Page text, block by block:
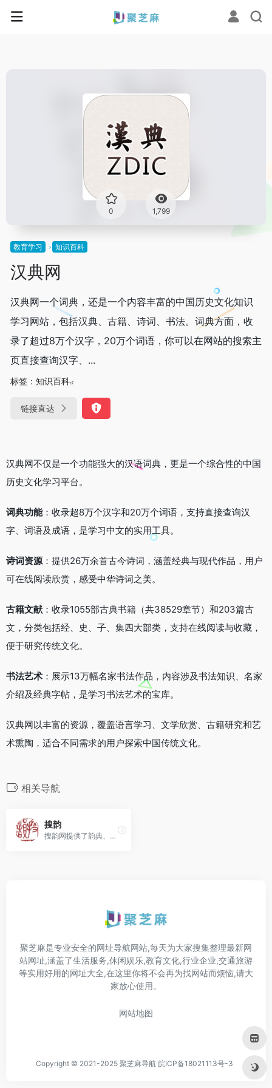
0 1,799
教育学习 知识百科
汉典网
汉典网一个词典，还是一个内容丰富的中国历史文化知识
学习网站，包括汉典、古籍、诗词、书法。词典方面，收
录了超过8万个汉字，20万个词语，你可以在网站的搜索主
页直接查询汉字、...
标签： 知识百科
链接直达
汉典网不仅是一个功能强大的汉语词典，更是一个综合性的中国
历史文化学习平台。
词典功能：收录超8万个汉字和20万个词语，支持直接查询汉
字、词语及成语，是学习中文的实用工具。
诗词资源 ：提供26万余首古今诗词，涵盖经典与现代作品，用户
可在线阅读欣赏，感受中华诗词之美。
古籍文献 ：收录1055部古典书籍（共38529章节）和203篇古
文，分类包括经、史、子、集四大部类，支持在线阅读与收藏，
便于研究传统文化。
书法艺术 ：展示13万幅名家书法作品，内容涉及书法知识、名家
介绍及经典字帖，是学习书法艺术的宝库。
汉典网以丰富的资源，覆盖语言学习、文学欣赏、古籍研究和艺
术熏陶，适合不同需求的用户探索中国传统文化。
相关导航
搜韵
搜韵网提供了韵典、诗词校验、诗词检索等多种诗词工具，以及影印古籍、诗词专题等丰富的诗词资源。
聚芝麻是专业安全的网址导航网站,每天为大家搜集整理最新网
站网址,涵盖了生活服务,休闲娱乐,教育文化,行业企业,交通旅游
等实用好用的网址大全,在这里你将不会再为找网站而烦恼,请大
家放心使用。
网站地图
Copyright © 2021-2025 聚芝麻导航 皖ICP备18021113号-3